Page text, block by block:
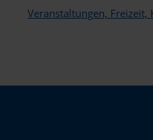
Veranstaltungen,